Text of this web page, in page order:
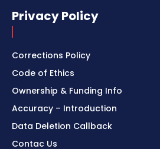
Privacy Policy
Corrections Policy
Code of Ethics
Ownership & Funding Info
Accuracy – Introduction
Data Deletion Callback
Contac Us